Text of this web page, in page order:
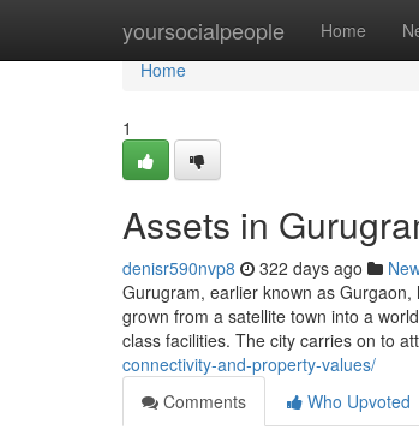
yoursocialpeople Home
Home
Home
1
Assets in
denisr590nvp8 322 days ago
Gurugram, earlier known as
grown from a satellite town into a
class facilities. The city carries on to
connectivity-and-property-values/
Comments
Who Upvoted